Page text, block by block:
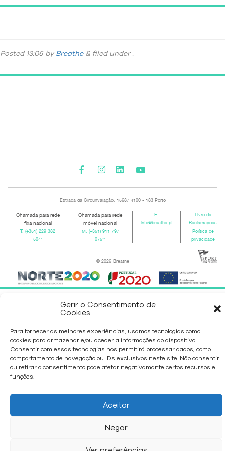
Gerir o Consentimento de
Cookies
Para fornecer as melhores experiências, usamos tecnologias como
cookies para armazenar e/ou aceder a informações do dispositivo.
Consentir com essas tecnologias nos permitirá processar dados, como
comportamento de navegação ou IDs exclusivos neste site. Não consentir
ou retirar o consentimento pode afetar negativamante certos recursos e
funções.
Aceitar
Negar
Posted 13:06 by Breathe & filed under .
Estrada da Circunvalação, 15687 4100 - 183 Porto
Chamada para rede
fixa nacional
T.(+351) 229 382
504*
Chamada para rede
móvel nacional
M. (+351) 911 797
075**
E.
info@breathe.pt
Livro de
Reclamações
Política de
privacidade
© 2026 Breathe